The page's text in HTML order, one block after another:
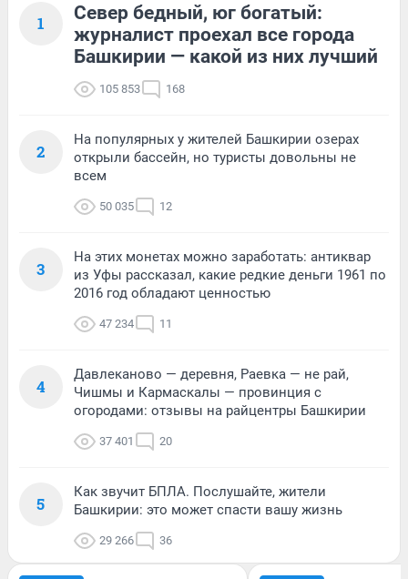
1
Север бедный, юг богатый:
журналист проехал все города
Башкирии — какой из них лучший
105 853 168
2
На популярных у жителей Башкирии озерах
открыли бассейн, но туристы довольны не
всем
50 035 12
3
На этих монетах можно заработать: антиквар
из Уфы рассказал, какие редкие деньги 1961 по
2016 год обладают ценностью
47 234 11
4
Давлеканово — деревня, Раевка — не рай,
Чишмы и Кармаскалы — провинция с
огородами: отзывы на райцентры Башкирии
37 401 20
5
Как звучит БПЛА. Послушайте, жители
Башкирии: это может спасти вашу жизнь
29 266 36